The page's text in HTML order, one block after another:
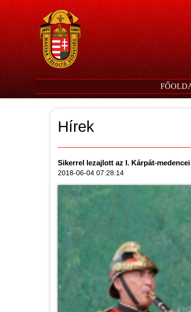
Hírek
Sikerrel lezajlott az I. Kárpát-
2018-06-04 07:28:14